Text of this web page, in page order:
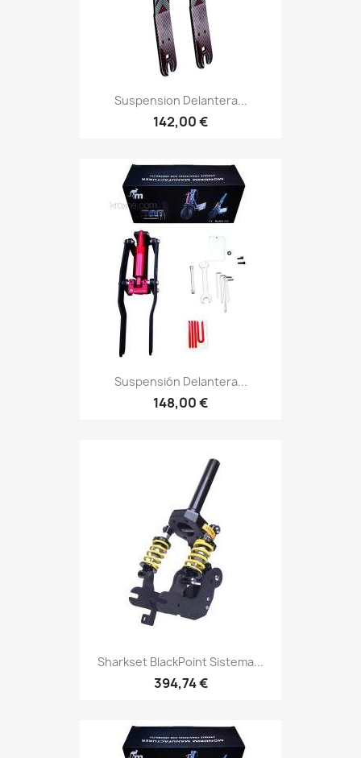
Suspension Delantera...
142,00 €
Suspensión Delantera...
148,00 €
Sharkset BlackPoint Sistema...
394,74 €